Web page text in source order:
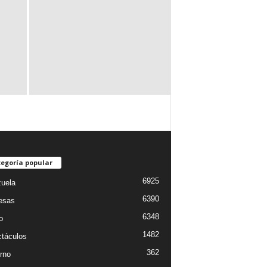
popular
6925
6390
6348
1482
362